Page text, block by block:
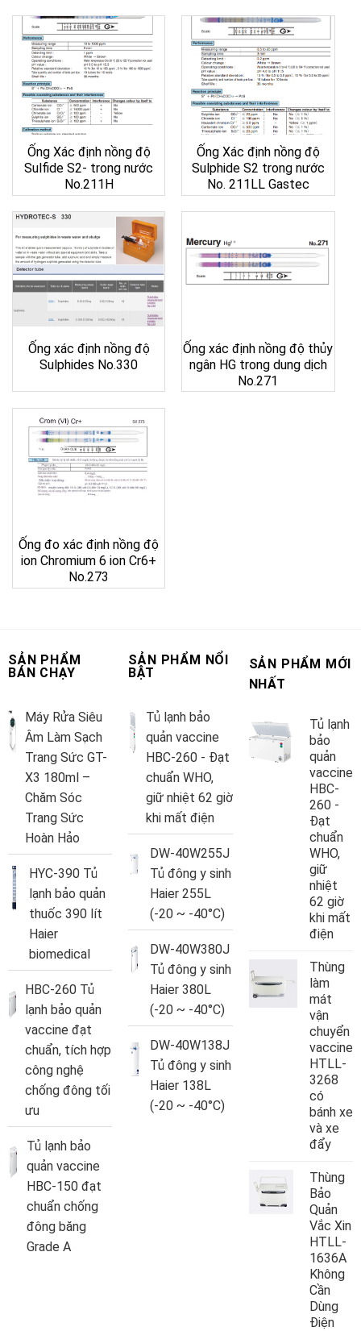
Ống Xác định nồng độ
Sulfide S2- trong nước
No.211H
Ống Xác định nồng độ
Sulphide S2 trong nước
No. 211LL Gastec
Ống xác định nồng độ
Sulphides No.330
Ống xác định nồng độ thủy
ngân HG trong dung dịch
No.271
Ống đo xác định nồng độ
ion Chromium 6 ion Cr6+
No.273
SẢN PHẨM
BÁN CHẠY
Máy Rửa Siêu
Âm Làm Sạch
Trang Sức GT-
X3 180ml –
Chăm Sóc
Trang Sức
Hoàn Hảo
HYC-390 Tủ
lạnh bảo quản
thuốc 390 lít
Haier
biomedical
HBC-260 Tủ
lạnh bảo quản
vaccine đạt
chuẩn, tích hợp
công nghệ
chống đông tối
ưu
Tủ lạnh bảo
quản vaccine
HBC-150 đạt
chuẩn chống
đông băng
Grade A
SẢN PHẨM NỔI
BẬT
Tủ lạnh bảo
quản vaccine
HBC-260 - Đạt
chuẩn WHO,
giữ nhiệt 62 giờ
khi mất điện
DW-40W255J
Tủ đông y sinh
Haier 255L
(-20 ~ -40°C)
DW-40W380J
Tủ đông y sinh
Haier 380L
(-20 ~ -40°C)
DW-40W138J
Tủ đông y sinh
Haier 138L
(-20 ~ -40°C)
SẢN PHẨM MỚI
NHẤT
Tủ lạnh
bảo
quản
vaccine
HBC-
260 -
Đạt
chuẩn
WHO,
giữ
nhiệt
62 giờ
khi mất
điện
Thùng
làm
mát
vận
chuyển
vaccine
HTLL-
3268
có
bánh xe
và xe
đẩy
Thùng
Bảo
Quản
Vắc Xin
HTLL-
1636A
Không
Cần
Dùng
Điện